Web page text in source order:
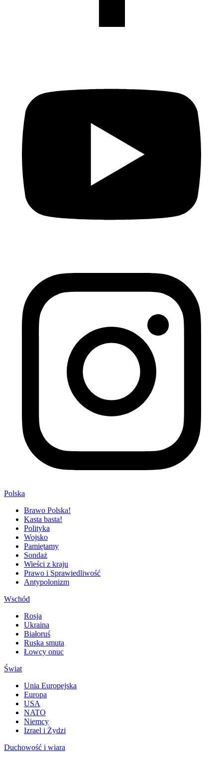
Polska
Brawo Polska!
Kasta basta!
Polityka
Wojsko
Pamiętamy
Sondaż
Wieści z kraju
Prawo i Sprawiedliwość
Antypolonizm
Wschód
Rosja
Ukraina
Białoruś
Ruska smuta
Łowcy onuc
Świat
Unia Europejska
Europa
USA
NATO
Niemcy
Izrael i Żydzi
Duchowość i wiara